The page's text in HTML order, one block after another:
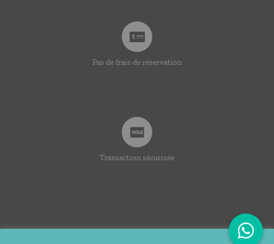
Pas de frais de réservation
Transaction sécurisée